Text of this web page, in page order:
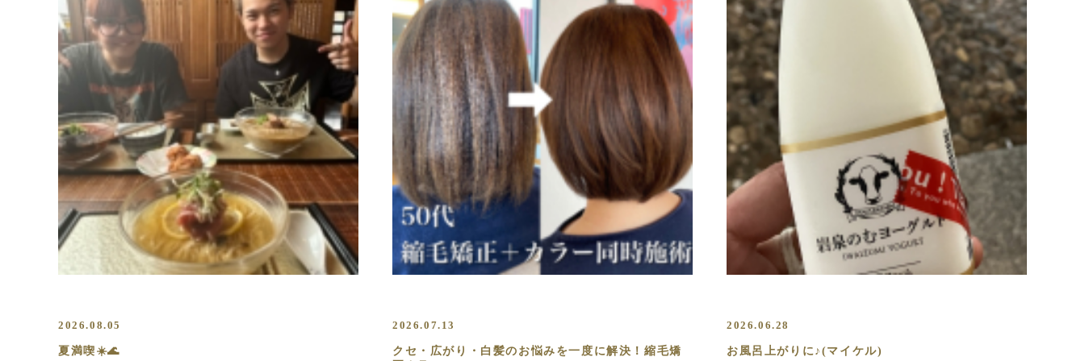
2026.08.05
夏満喫☀️🌊
2026.07.13
クセ・広がり・白髪のお悩みを一度に解決！縮毛矯
2026.06.28
お風呂上がりに♪(マイケル)